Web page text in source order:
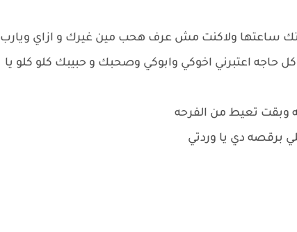
ساعتها ولاكنت مش عرف هحب مين غيرك و ازاي ويارب
اعتبرني اخوكي وابوكي وصحبك و حبيبك كلو كلو يا
وبقت تعيط من الفرحه
برقصه دي يا وردتي